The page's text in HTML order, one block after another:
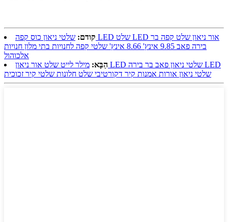
קודם: שלטי ניאון כוס קפה LED שלט LED אור ניאון שלט קפה בר
בירה פאב 9.85 אינץ' 8.66 אינץ' שלטי קפה לחנויות בתי מלון חנויות
אלכוהול
הַבָּא: מילר לייט שלט אור ניאון LED שלטי ניאון פאב בר בירה LED
שלטי ניאון אורות אמנות קיר דקורטיבי שלט חלונות שלטי קיר זכוכית